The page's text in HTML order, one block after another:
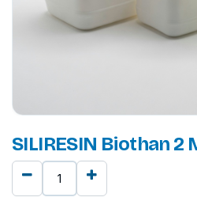
SILIRESIN Biothan 2